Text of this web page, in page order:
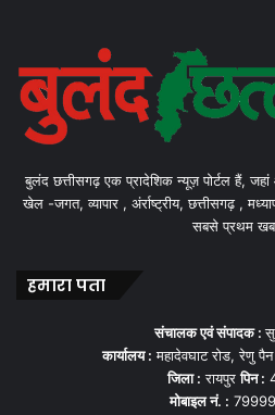
बुलंद छत्तीसगढ़ एक प्रादेशिक न्यूज़ पोर्टल हैं,
खेल -जगत, व्यापार , अंर्राष्ट्रीय, छत्तीसगढ़ ,
सबसे प्रथम
हमारा पता
संचालक एवं संपादक :
कार्यालय : महादेवघाट रोड, रेणु
जिला : रायपुरपिन :
मोबाइल नं. :